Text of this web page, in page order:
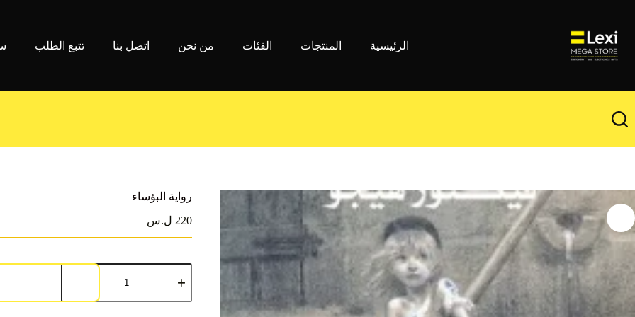
المحتوى
الرئيسية
المنتجات الفئات من نحن اتصل بنا تتبع الطلب
رواية البؤساء
220 ل.س
كمية
رواية